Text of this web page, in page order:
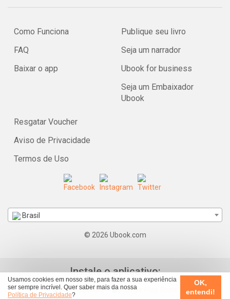
Usamos cookies em nosso site, para fazer a sua experiência
ser sempre incrível. Quer saber mais da nossa
Política de Privacidade?
OK,
entendi!
Como Funciona
FAQ
Baixar o app
Publique seu livro
Seja um narrador
Ubook for business
Seja um Embaixador
Ubook
Resgatar Voucher
Aviso de Privacidade
Termos de Uso
Brasil
© 2026 Ubook.com
Instale o aplicativo: